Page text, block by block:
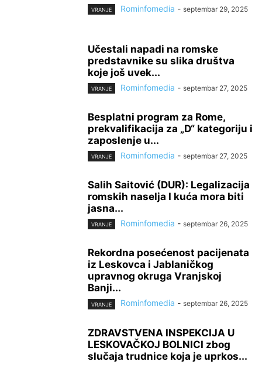
VRANJE Rominfomedia - septembar 29, 2025
Učestali napadi na romske
predstavnike su slika društva
koje još uvek...
VRANJE Rominfomedia - septembar 27, 2025
Besplatni program za Rome,
prekvalifikacija za „D“ kategoriju i
zaposlenje u...
VRANJE Rominfomedia - septembar 27, 2025
Salih Saitović (DUR): Legalizacija
romskih naselja I kuća mora biti
jasna...
VRANJE Rominfomedia - septembar 26, 2025
Rekordna posećenost pacijenata
iz Leskovca i Jablaničkog
upravnog okruga Vranjskoj
Banji...
VRANJE Rominfomedia - septembar 26, 2025
ZDRAVSTVENA INSPEKCIJA U
LESKOVAČKOJ BOLNICI zbog
slučaja trudnice koja je uprkos...